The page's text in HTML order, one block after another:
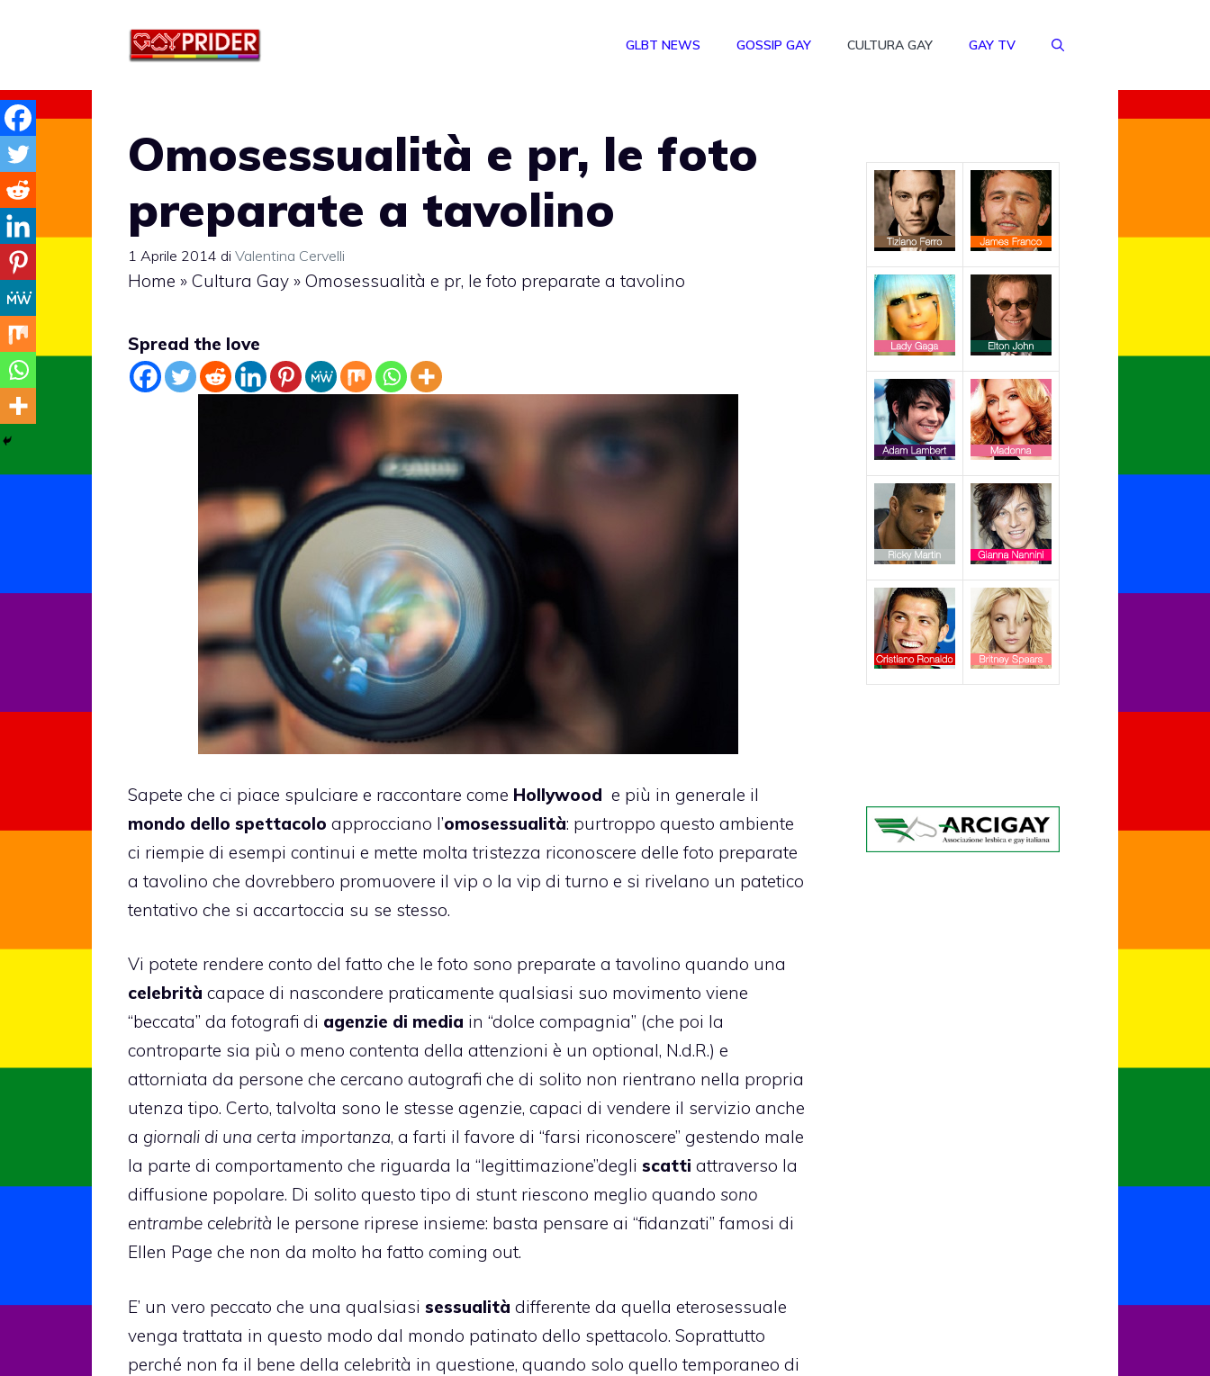
GLBT NEWS GOSSIP GAY CULTURA GAY GAY TV
Omosessualità e pr, le foto
preparate a tavolino
1 Aprile 2014 di Valentina Cervelli
Home » Cultura Gay » Omosessualità e pr, le foto preparate a tavolino
Spread the love
Sapete che ci piace spulciare e raccontare come Hollywood e più in generale il
mondo dello spettacolo approcciano l’omosessualità: purtroppo questo ambiente
ci riempie di esempi continui e mette molta tristezza riconoscere delle foto preparate
a tavolino che dovrebbero promuovere il vip o la vip di turno e si rivelano un patetico
tentativo che si accartoccia su se stesso.
Vi potete rendere conto del fatto che le foto sono preparate a tavolino quando una
celebrità capace di nascondere praticamente qualsiasi suo movimento viene
“beccata” da fotografi di agenzie di media in “dolce compagnia” (che poi la
controparte sia più o meno contenta della attenzioni è un optional, N.d.R.) e
attorniata da persone che cercano autografi che di solito non rientrano nella propria
utenza tipo. Certo, talvolta sono le stesse agenzie, capaci di vendere il servizio anche
a giornali di una certa importanza, a farti il favore di “farsi riconoscere” gestendo male
la parte di comportamento che riguarda la “legittimazione”degli scatti attraverso la
diffusione popolare. Di solito questo tipo di stunt riescono meglio quando sono
entrambe celebrità le persone riprese insieme: basta pensare ai “fidanzati” famosi di
Ellen Page che non da molto ha fatto coming out.
E’ un vero peccato che una qualsiasi sessualità differente da quella eterosessuale
venga trattata in questo modo dal mondo patinato dello spettacolo. Soprattutto
perché non fa il bene della celebrità in questione, quando solo quello temporaneo di